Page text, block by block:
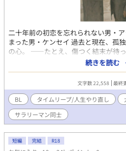
二十年前の初恋を忘れられない男・
まった男・ケンセイ 過去と現在、孤
の心。 ——たとえ、傷つく結末が待
も、この人を愛したい。 忘れらない
恋を抱いた男の物語。
続きを読む
文字数 22,558 最終
BL タイムリープ/人生やり直し
サラリーマン同士
短編 完結 R18